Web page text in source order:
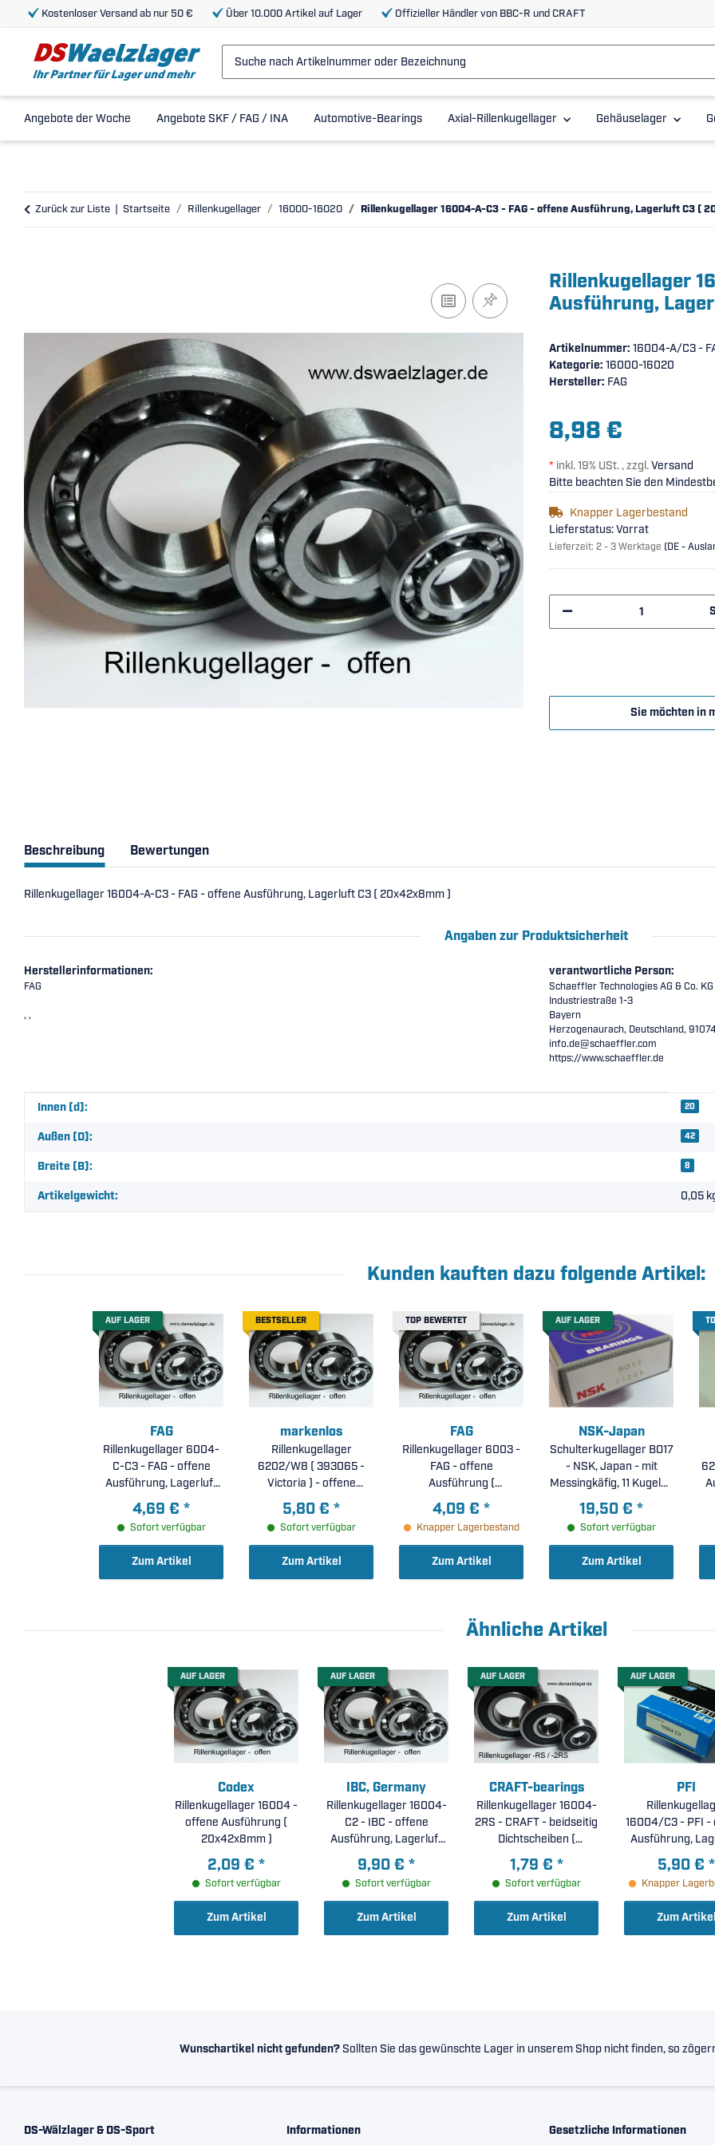
Kostenloser Versand ab nur 50 € Über 10.000 Artikel auf Lager Offizieller Händler von BBC-R und CRAFT
Angebote der Woche Angebote SKF / FAG / INA Automotive-Bearings Axial-Rillenkugellager Gehäuselager
Zurück zur Liste Startseite Rillenkugellager 16000-16020 Rillenkugellager 16004-A-C3 - FAG - offene Ausführung, Lagerluft C3 (
Rillenkugellager
Ausführung,
Artikelnummer: 16004-A/C3 -
Kategorie: 16000-16020
Hersteller: FAG
8,98 €
* inkl. 19% USt. , zzgl.Versand
Bitte beachten Sie den
Knapper Lagerbestand
Lieferstatus: Vorrat
Lieferzeit: 2 - 3 Werktage (DE -
Sie möchten in
Beschreibung Bewertungen
Rillenkugellager 16004-A-C3 - FAG - offene Ausführung, Lagerluft C3 ( 20x42x8mm )
Angaben zur Produktsicherheit
Herstellerinformationen:
FAG
, ,
verantwortliche Person:
Schaeffler Technologies AG & Co. KG
Industriestraße 1-3
Bayern
Herzogenaurach, Deutschland,
info.de@schaeffler.com
https://www.schaeffler.de
Produkteigenschaft
Wert
Innen (d): 20
Außen (D): 42
Breite (B): 8
Artikelgewicht: 0,05
Kunden kauften dazu folgende Artikel:
AUF LAGER
FAG
Rillenkugellager 6004-
C-C3 - FAG - offene
Ausführung, Lagerluft
C3 ( 20x42x12mm )
4,69 € *
Sofort verfügbar
Zum Artikel
BESTSELLER
markenlos
Rillenkugellager
6202/W8 ( 393065 -
Victoria ) - offene
Ausführung (
15x35x8mm )
5,80 € *
Sofort verfügbar
Zum Artikel
TOP BEWERTET
FAG
Rillenkugellager 6003 -
FAG - offene
Ausführung (
17x35x10mm )
4,09 € *
Knapper Lagerbestand
Zum Artikel
AUF LAGER
NSK-Japan
Schulterkugellager BO17
- NSK, Japan - mit
Messingkäfig, 11 Kugeln (
17x44x11mm )
19,50 € *
Sofort verfügbar
Zum Artikel
Ähnliche Artikel
AUF LAGER
Codex
Rillenkugellager 16004 -
offene Ausführung (
20x42x8mm )
2,09 € *
Sofort verfügbar
Zum Artikel
AUF LAGER
IBC, Germany
Rillenkugellager 16004-
C2 - IBC - offene
Ausführung, Lagerluft
C2 ( 20x42x8mm )
9,90 € *
Sofort verfügbar
Zum Artikel
AUF LAGER
CRAFT-bearings
Rillenkugellager 16004-
2RS - CRAFT - beidseitig
Dichtscheiben (
20x42x8mm )
1,79 € *
Sofort verfügbar
Zum Artikel
AUF LAGER
PFI
16004/C3 - PFI - offene
Ausführung,
C3 (
5,90 € *
Knapper
Zum
Wunschartikel nicht gefunden?Sollten Sie das gewünschte Lager in unserem Shop nicht finden, so
DS-Wälzlager & DS-Sport Informationen Gesetzliche Informationen